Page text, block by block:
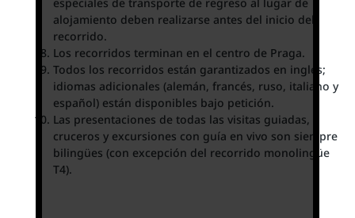
alojamiento deben realizarse antes del inicio del
recorrido.
Los recorridos terminan en el centro de Praga.
Todos los recorridos están garantizados en inglés;
idiomas adicionales (alemán, francés, ruso, italiano y
español) están disponibles bajo petición.
Las presentaciones de todas las visitas guiadas,
cruceros y excursiones con guía en vivo son siempre
bilingües (con excepción del recorrido monolingüe
T4).